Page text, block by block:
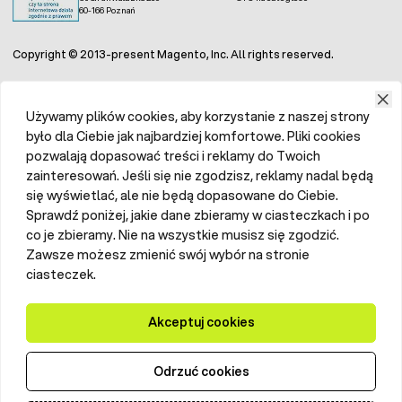
60-166 Poznań
Copyright © 2013-present Magento, Inc. All rights reserved.
Używamy plików cookies, aby korzystanie z naszej strony
było dla Ciebie jak najbardziej komfortowe. Pliki cookies
pozwalają dopasować treści i reklamy do Twoich
zainteresowań. Jeśli się nie zgodzisz, reklamy nadal będą
się wyświetlać, ale nie będą dopasowane do Ciebie.
Sprawdź poniżej, jakie dane zbieramy w ciasteczkach i po
co je zbieramy. Nie na wszystkie musisz się zgodzić.
Zawsze możesz zmienić swój wybór na stronie
ciasteczek.
Akceptuj cookies
Odrzuć cookies